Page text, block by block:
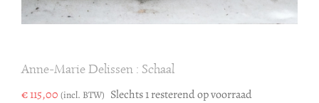
Anne-Marie Delissen : Schaal
€115,00 (incl. BTW) Slechts 1 resterend op voorraad